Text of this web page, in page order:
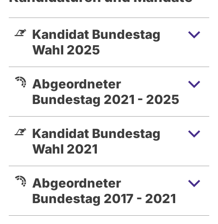
Kandidat Bundestag
Wahl 2025
Abgeordneter
Bundestag 2021 - 2025
Kandidat Bundestag
Wahl 2021
Abgeordneter
Bundestag 2017 - 2021